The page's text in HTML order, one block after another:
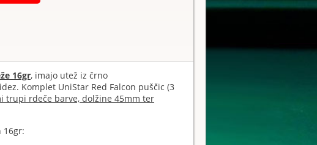
16gr, imajo utež iz črno
Komplet UniStar Red Falcon puščic (3
trupi rdeče barve, dolžine 45mm ter
16gr: